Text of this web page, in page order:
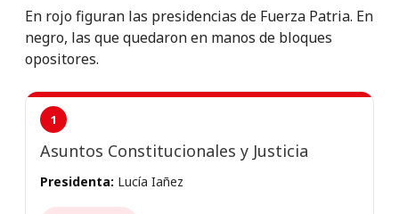
En rojo figuran las presidencias de Fuerza Patria. En
negro, las que quedaron en manos de bloques
opositores.
1
Asuntos Constitucionales y Justicia
Presidenta: Lucía Iañez